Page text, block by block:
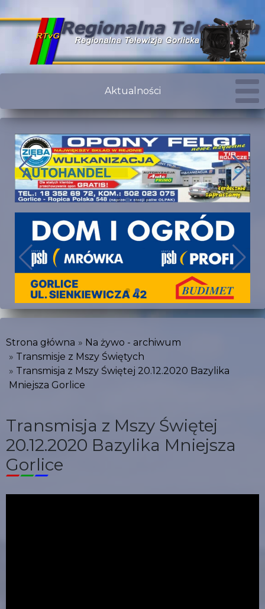
Aktualności
Strona główna
Na żywo - archiwum
Transmisje z Mszy Świętych
Transmisja z Mszy Świętej 20.12.2020 Bazylika
Mniejsza Gorlice
Transmisja z Mszy Świętej
20.12.2020 Bazylika Mniejsza
Gorlice